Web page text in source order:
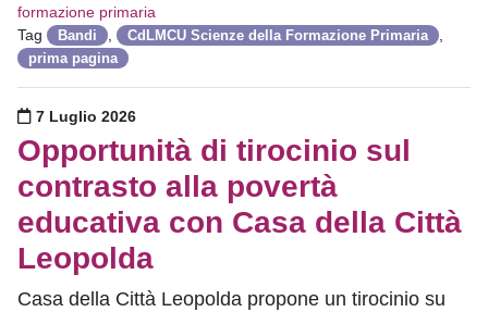
formazione primaria
Tag
Bandi , CdLMCU Scienze della Formazione Primaria ,
prima pagina
Pubblicato il
7 Luglio 2026
Opportunità di tirocinio sul
contrasto alla povertà
educativa con Casa della Città
Leopolda
Casa della Città Leopolda propone un tirocinio su